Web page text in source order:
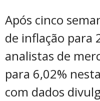
Após cinco
de inflação para
analistas de
para 6,02%
com dados